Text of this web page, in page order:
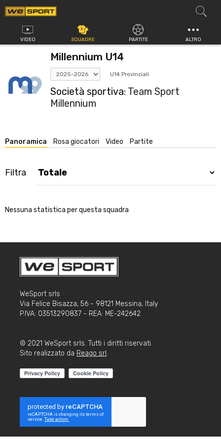
Vai
al
contenuto
VIDEO SQUADRE PARTITE ALTRO
Millennium U14
U14 Provinciali
Società sportiva: Team Sport
Millennium
Panoramica Rosa giocatori Video Partite
Filtra
Nessuna statistica per questa squadra
WeSport srls
Via Felice Bisazza, 56 - 98121 Messina, Italy
P.IVA: 03513290837 - REA: ME-242642
© 2021 WeSport srls. Tutti i diritti riservati.
Sito realizzato da Reago srl .